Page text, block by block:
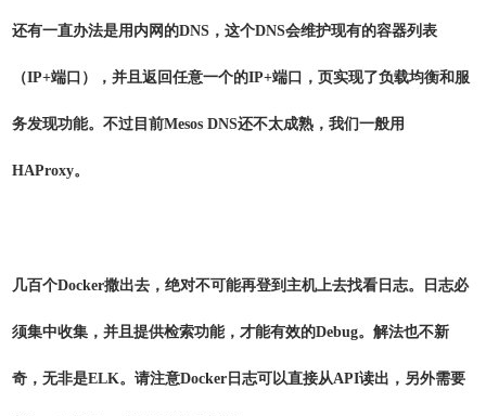
还有一直办法是用内网的DNS，这个DNS会维护现有的容器列表
（IP+端口），并且返回任意一个的IP+端口，页实现了负载均衡和服
务发现功能。不过目前Mesos DNS还不太成熟，我们一般用
HAProxy。
几百个Docker撒出去，绝对不可能再登到主机上去找看日志。日志必
须集中收集，并且提供检索功能，才能有效的Debug。解法也不新
奇，无非是ELK。请注意Docker日志可以直接从API读出，另外需要